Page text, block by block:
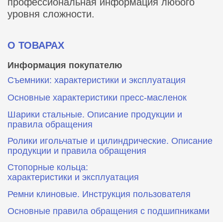
уровня сложности.
О ТОВАРАХ
Информация покупателю
Съемники: характеристики и эксплуатация
Основные характеристики пресс‑масленок
Шарики стальные. Описание продукции и
правила обращения
Ролики игольчатые и цилиндрические. Описание
продукции и правила обращения
Стопорные кольца:
характеристики и эксплуатация
Ремни клиновые. Инструкция пользователя
Основные правила обращения с подшипниками